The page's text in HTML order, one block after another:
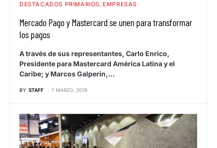
DESTACADOS PRIMARIOS EMPRESAS
Mercado Pago y Mastercard se unen para transformar
los pagos
A través de sus representantes, Carlo Enrico,
Presidente para Mastercard América Latina y el
Caribe; y Marcos Galperin,…
BY STAFF 7 MARZO, 2019